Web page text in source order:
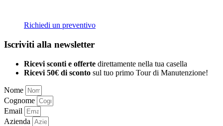
Richiedi un preventivo
Iscriviti alla newsletter
Ricevi sconti e offerte direttamente nella tua casella
Ricevi 50€ di sconto sul tuo primo Tour di Manutenzione!
Nome
Cognome
Email
Azienda